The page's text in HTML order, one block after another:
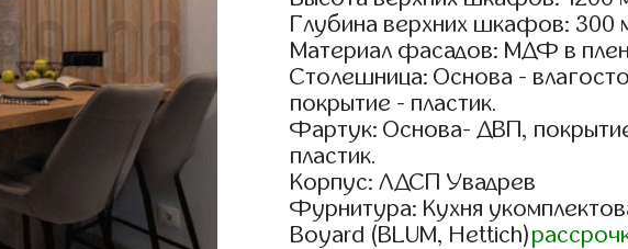
Глубина верхних шкафов: 300
Материал фасадов: МДФ в
Столешница: Основа -
покрытие - пластик.
Фартук: Основа- ДВП,
пластик.
Корпус: ЛДСП Увадрев
Фурнитура: Кухня
Boyard (BLUM, Hettich)